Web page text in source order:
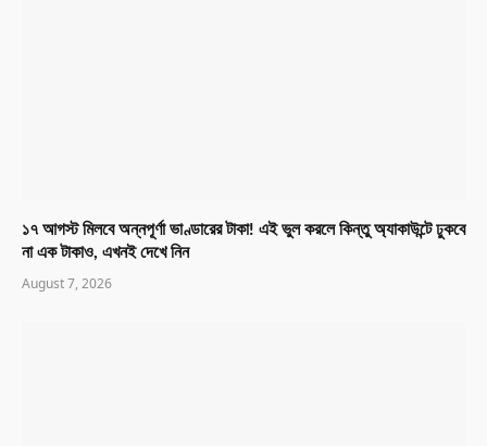
১৭ আগস্ট মিলবে অন্নপূর্ণা ভাণ্ডারের টাকা! এই ভুল করলে কিন্তু অ্যাকাউন্টে ঢুকবে
না এক টাকাও, এখনই দেখে নিন
August 7, 2026